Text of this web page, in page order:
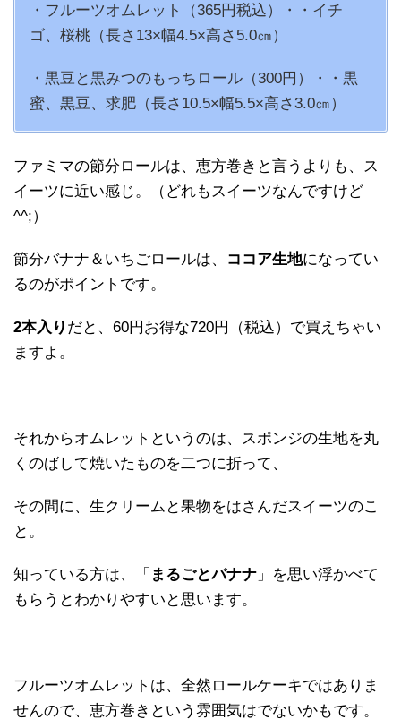
・フルーツオムレット（365円税込）・・イチ
ゴ、桜桃（長さ13×幅4.5×高さ5.0㎝）
・黒豆と黒みつのもっちロール（300円）・・黒
蜜、黒豆、求肥（長さ10.5×幅5.5×高さ3.0㎝）
ファミマの節分ロールは、恵方巻きと言うよりも、ス
イーツに近い感じ。（どれもスイーツなんですけど
^^;）
節分バナナ＆いちごロールは、 ココア生地になってい
るのがポイントです。
2本入り だと、60円お得な720円（税込）で買えちゃい
ますよ。
それからオムレットというのは、スポンジの生地を丸
くのばして焼いたものを二つに折って、
その間に、生クリームと果物をはさんだスイーツのこ
と。
知っている方は、「 まるごとバナナ 」を思い浮かべて
もらうとわかりやすいと思います。
フルーツオムレットは、全然ロールケーキではありま
せんので、恵方巻きという雰囲気はでないかもです。